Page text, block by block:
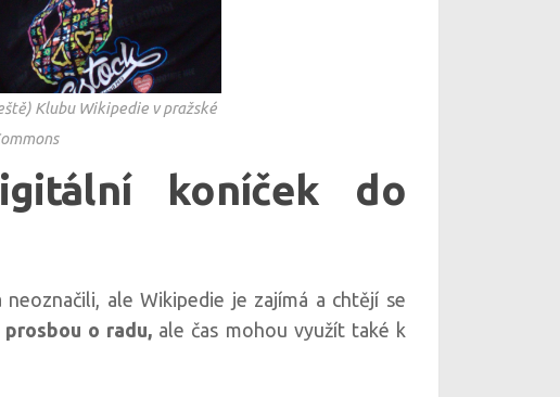
Klubu Wikipedie v pražské
koníček do
ale Wikipedie je zajímá a chtějí se
o radu, ale čas mohou využít také k